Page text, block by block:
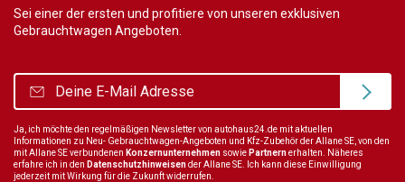
Sei einer der ersten und profitiere von unseren exklusiven
Gebrauchtwagen Angeboten.
Ja, ich möchte den regelmäßigen Newsletter von autohaus24.de mit aktuellen
Informationen zu Neu- Gebrauchtwagen-Angeboten und Kfz-Zubehör der Allane SE, von den
mit Allane SE verbundenen Konzernunternehmen sowie Partnernerhalten. Näheres
erfahre ich in den Datenschutzhinweisender Allane SE. Ich kann diese Einwilligung
jederzeit mit Wirkung für die Zukunft widerrufen.